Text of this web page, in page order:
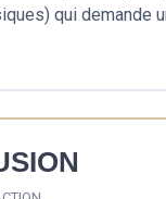
qui demande